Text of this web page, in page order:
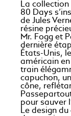
La
80 Days
de Jules
résine
Mr. Fogg et
dernière
États-Unis,
américain
train
capuchon,
cône,
pour sauver
Le design